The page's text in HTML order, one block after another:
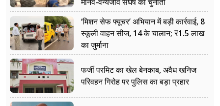
‘मिशन सेफ फ्यूचर’ अभियान में बड़ी कार्रवाई, 8
स्कूली वाहन सीज, 14 के चालान; ₹1.5 लाख
का जुर्माना
फर्जी परमिट का खेल बेनकाब, अवैध खनिज
परिवहन गिरोह पर पुलिस का बड़ा प्रहार